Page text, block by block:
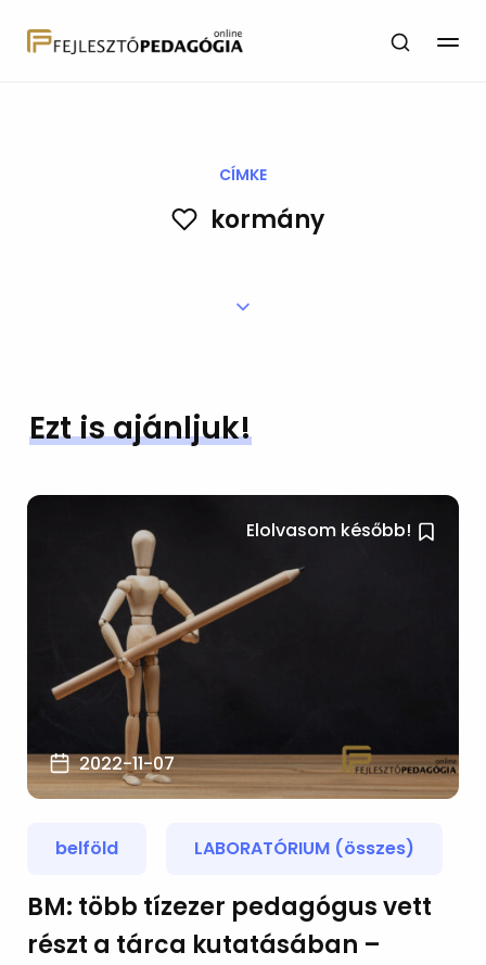
CÍMKE
kormány
Ezt is ajánljuk!
Elolvasom később!
2022-11-07
belföld LABORATÓRIUM (összes)
BM: több tízezer pedagógus vett
részt a tárca kutatásában –